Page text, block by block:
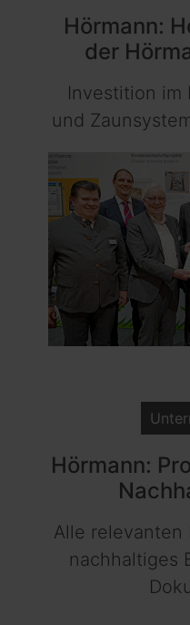
Hörmann:
der
Investition im
und
Hörmann:
Alle
nachhaltiges